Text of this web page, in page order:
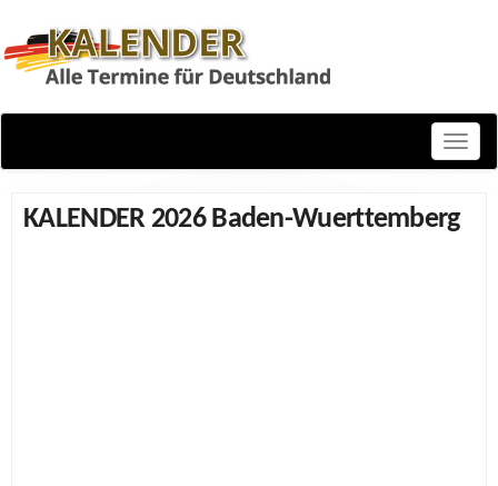
Toggle
KALENDER 2026 Baden-Wuerttemberg